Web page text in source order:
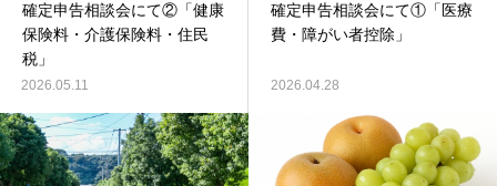
確定申告相談会にて②「健康
保険料・介護保険料・住民
税」
2026.05.11
確定申告相談会にて①「医療
費・障がい者控除」
2026.04.28